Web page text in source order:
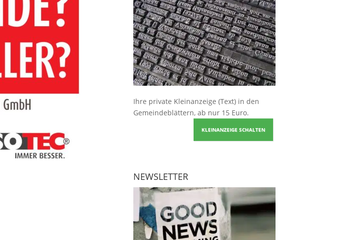
Ihre private Kleinanzeige (Text) in den
Gemeindeblättern, ab nur 15 Euro.
KLEINANZEIGE SCHALTEN
NEWSLETTER